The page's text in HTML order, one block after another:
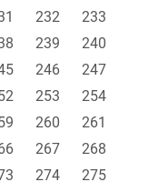
232
233
239
240
246
247
253
254
260
261
267
268
274
275